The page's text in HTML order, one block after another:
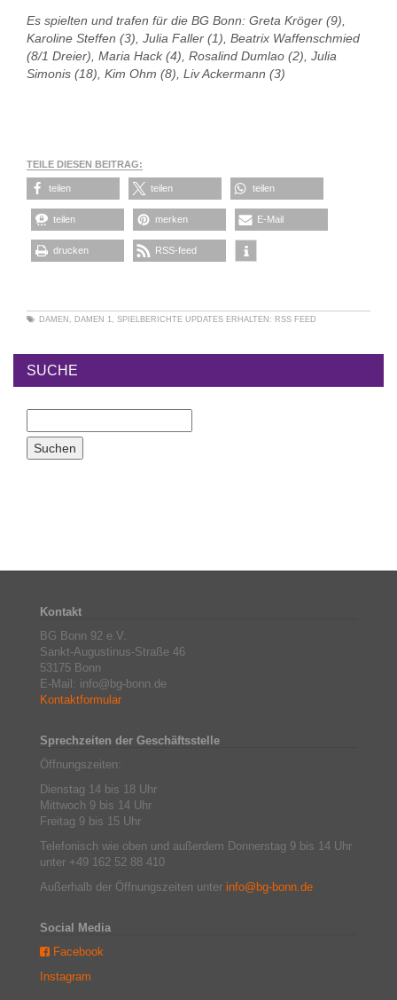
Es spielten und trafen für die BG Bonn: Greta Kröger (9),
Karoline Steffen (3), Julia Faller (1), Beatrix Waffenschmied
(8/1 Dreier), Maria Hack (4), Rosalind Dumlao (2), Julia
Simonis (18), Kim Ohm (8), Liv Ackermann (3)
TEILE DIESEN BEITRAG:
teilen teilen teilen
teilen merken E-Mail
drucken RSS-feed
DAMEN , DAMEN 1, SPIELBERICHTE UPDATES ERHALTEN: RSS FEED
SUCHE
Kontakt
BG Bonn 92 e.V.
Sankt-Augustinus-Straße 46
53175 Bonn
E-Mail: info@bg-bonn.de
Kontaktformular
Sprechzeiten der Geschäftsstelle
Öffnungszeiten:
Dienstag 14 bis 18 Uhr
Mittwoch 9 bis 14 Uhr
Freitag 9 bis 15 Uhr
Telefonisch wie oben und außerdem Donnerstag 9 bis 14 Uhr
unter +49 162 52 88 410
Außerhalb der Öffnungszeiten unter info@bg-bonn.de
Social Media
Facebook
Instagram